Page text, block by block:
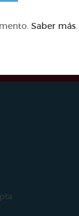
de la
Saber más.